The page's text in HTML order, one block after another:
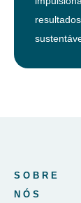
resultados
SOBRE
NÓS